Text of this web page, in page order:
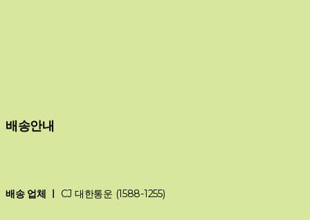
배송안내
배송 업체 ㅣ CJ 대한통운 (1588-1255)